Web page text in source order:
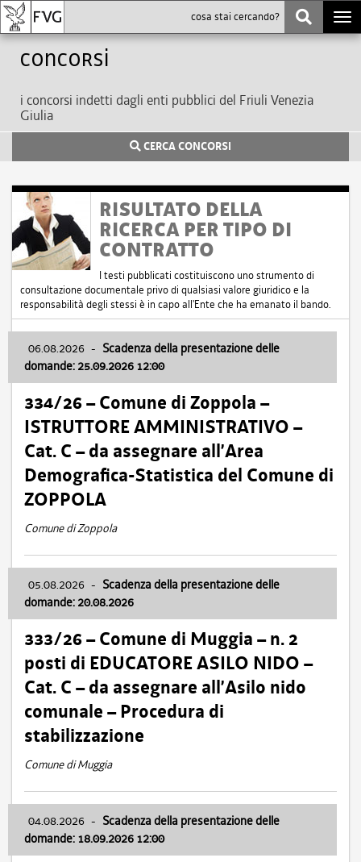
Concorsi
i concorsi indetti dagli enti pubblici del Friuli Venezia
Giulia
CERCA CONCORSI
RISULTATO DELLA
RICERCA PER TIPO DI
CONTRATTO
I testi pubblicati costituiscono uno strumento di
consultazione documentale privo di qualsiasi valore giuridico e la
responsabilità degli stessi è in capo all'Ente che ha emanato il bando.
06.08.2026 - Scadenza della presentazione delle
domande: 25.09.2026 12:00
334/26 – Comune di Zoppola –
ISTRUTTORE AMMINISTRATIVO –
Cat. C – da assegnare all’Area
Demografica-Statistica del Comune di
ZOPPOLA
Comune di Zoppola
05.08.2026 - Scadenza della presentazione delle
domande: 20.08.2026
333/26 – Comune di Muggia – n. 2
posti di EDUCATORE ASILO NIDO –
Cat. C – da assegnare all’Asilo nido
comunale – Procedura di
stabilizzazione
Comune di Muggia
04.08.2026 - Scadenza della presentazione delle
domande: 18.09.2026 12:00